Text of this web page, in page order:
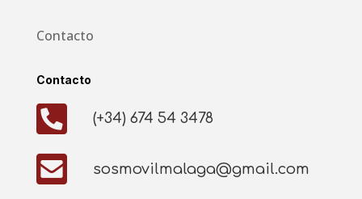
Contacto
Contacto
 (+34) 674 54 3478
 sosmovilmalaga@gmail.com